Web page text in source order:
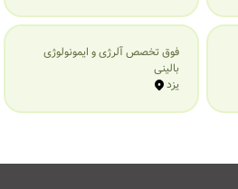
فوق تخصص آلرژی و ایمونولوژی
بالینی
یزد